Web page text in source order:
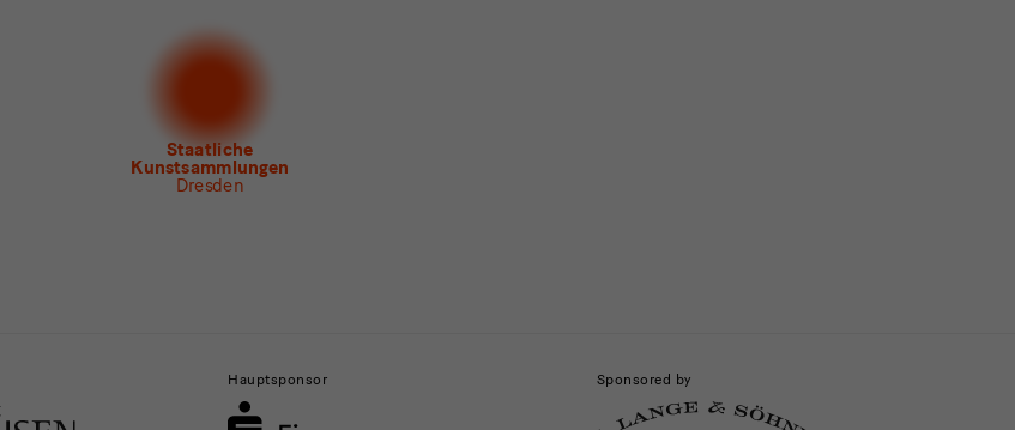
der Staatlichen Kunstsammlungen Dresden
Museum für Sächsische Volkskunst
Staatliche
Kunstsammlungen
Dresden
Hauptsponsor Sponsored by